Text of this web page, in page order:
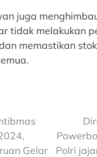
juga
tidak melakukan
memastikan
Gelar
Polri